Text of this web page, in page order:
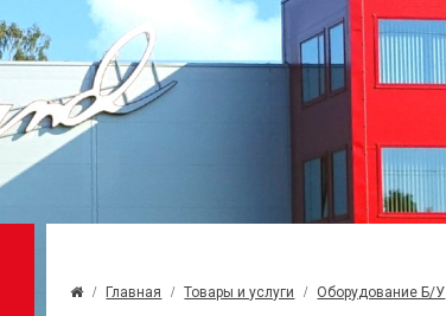
Главная Товары и услуги Оборудование Б/У